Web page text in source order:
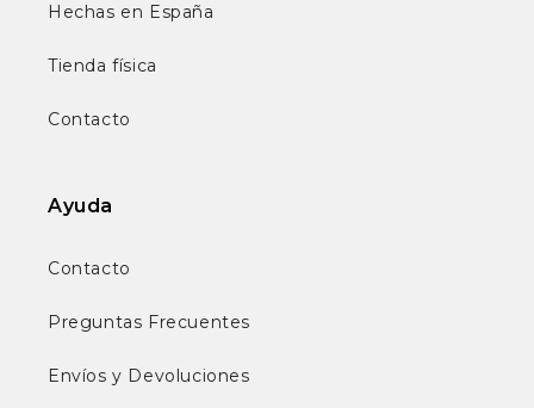
Hechas en España
Tienda física
Contacto
Ayuda
Contacto
Preguntas Frecuentes
Envíos y Devoluciones